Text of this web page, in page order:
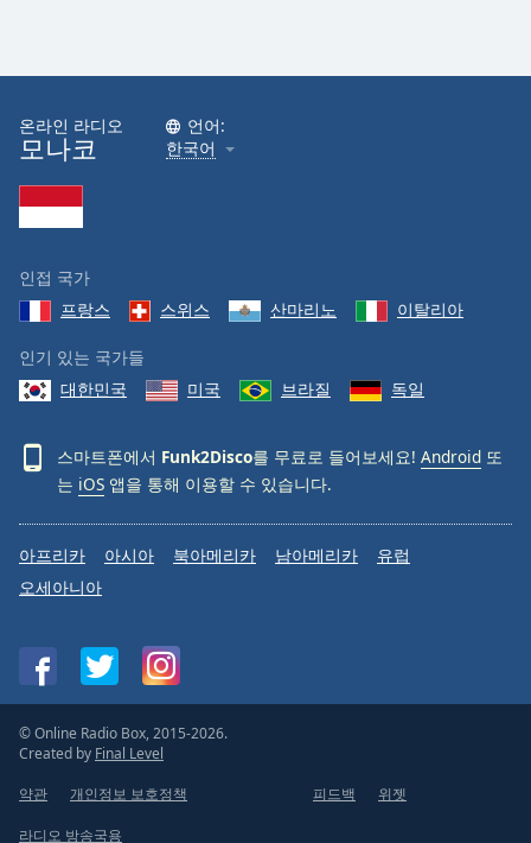
온라인 라디오
모나코
언어:
한국어
인접 국가
프랑스
스위스 산마리노 이탈리아
인기 있는 국가들
대한민국
미국 브라질 독일
스마트폰에서 Funk2Disco를 무료로 들어보세요! Android 또
는 iOS 앱을 통해 이용할 수 있습니다.
아프리카 아시아 북아메리카 남아메리카
유럽
오세아니아
© Online Radio Box, 2015-2026.
Created by Final Level
약관
개인정보 보호정책 피드백 위젯
라디오 방송국용